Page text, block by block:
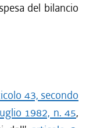
del bilancio
43, secondo
1982, n. 45,